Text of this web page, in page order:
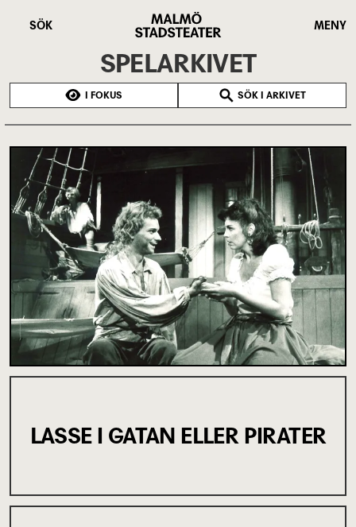
SÖK
Stadsteater
MENY
SPELARKIVET
I FOKUS SÖK I ARKIVET
LASSE I GATAN ELLER PIRATER